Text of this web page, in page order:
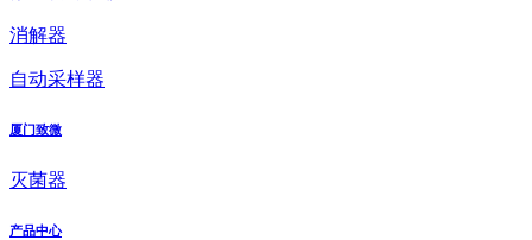
消解器
自动采样器
厦门致微
灭菌器
产品中心